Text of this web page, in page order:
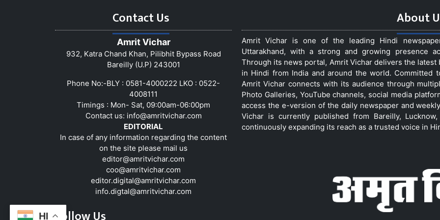
HI
Contact Us
Amrit Vichar
932, Katra Chand Khan, Pilibhit Bypass Road
Bareilly (U.P) 243001
Phone No:-BLY : 0581-4000222 LKO : 0522-
4008111
Timings : Mon- Sat, 09:00am-06:00pm
Contact us: info@amritvichar.com
EDITORIAL
In case of any information regarding the content
on the site please mail us
editor@amritvichar.com
coo@amritvichar.com
editor.digital@amritvichar.com
info.digtal@amritvichar.com
About
Amrit Vichar is one of the leading Hindi
Uttarakhand, with a strong and growing presence
Through its news portal, Amrit Vichar delivers the
in Hindi from India and around the world. Committed
Amrit Vichar connects with its audience through
Photo Galleries, YouTube channels, social media
access the e-version of the daily newspaper and
Vichar is currently published from Bareilly,
continuously expanding its reach as a trusted voice in